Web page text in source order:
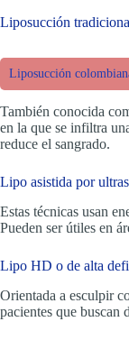
Liposucción
Liposucción
También conocida
en la que se infiltra
reduce el sangrado.
Lipo asistida por
Estas técnicas usan
Pueden ser útiles en
Lipo HD o de alta
Orientada a esculpir
pacientes que buscan